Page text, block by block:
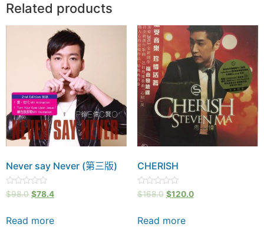
Related products
Never say Never (第三版)
Rated
0
5
$98.0 $78.4
Read more
CHERISH
Rated
0
5
$168.0 $120.0
Read more